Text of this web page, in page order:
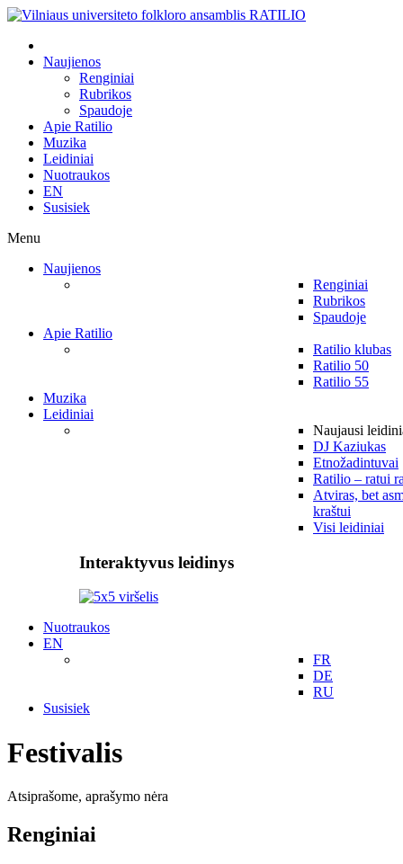
Naujienos
Renginiai
Rubrikos
Spaudoje
Apie Ratilio
Muzika
Leidiniai
Nuotraukos
EN
Susisiek
Menu
Naujienos
Renginiai
Rubrikos
Spaudoje
Apie Ratilio
Ratilio klubas
Ratilio 50
Ratilio 55
Muzika
Leidiniai
Naujausi
DJ Kaziukas
Etnožadintuvai
Ratilio – ratui
Atviras, bet
kraštui
Visi leidiniai
Interaktyvus leidinys
Nuotraukos
EN
FR
DE
RU
Susisiek
Festivalis
Atsiprašome, aprašymo nėra
Renginiai